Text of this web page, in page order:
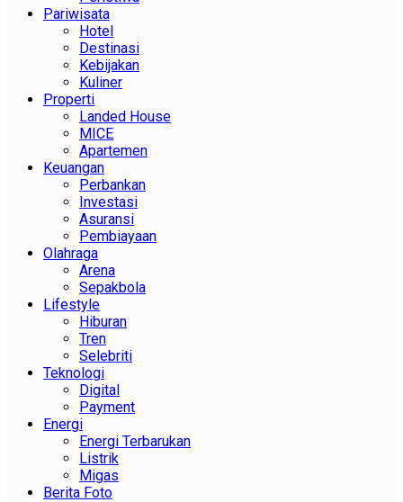
Pariwisata
Hotel
Destinasi
Kebijakan
Kuliner
Properti
Landed House
MICE
Apartemen
Keuangan
Perbankan
Investasi
Asuransi
Pembiayaan
Olahraga
Arena
Sepakbola
Lifestyle
Hiburan
Tren
Selebriti
Teknologi
Digital
Payment
Energi
Energi Terbarukan
Listrik
Migas
Berita Foto